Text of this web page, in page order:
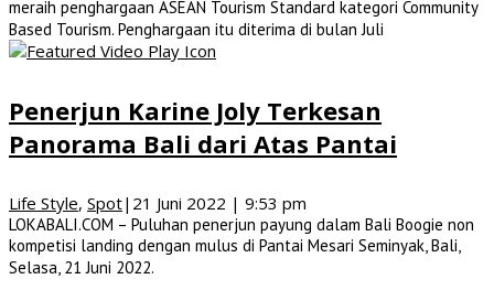
meraih penghargaan ASEAN Tourism Standard kategori Community
Based Tourism. Penghargaan itu diterima di bulan Juli
Penerjun Karine Joly Terkesan
Panorama Bali dari Atas Pantai
Life Style, Spot| 21 Juni 2022 | 9:53 pm
LOKABALI.COM – Puluhan penerjun payung dalam Bali Boogie non
kompetisi landing dengan mulus di Pantai Mesari Seminyak, Bali,
Selasa, 21 Juni 2022.